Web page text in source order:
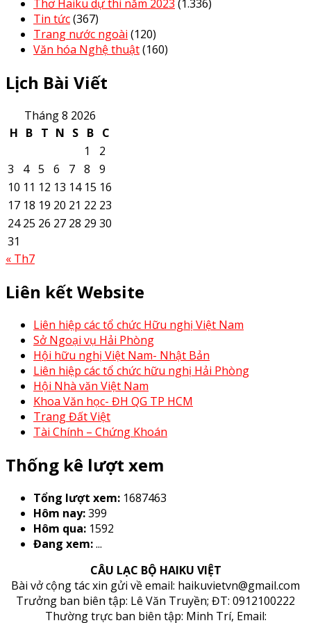
Thơ Haiku dự thi năm 2023 (1.336)
Tin tức(367)
Trang nước ngoài (120)
Văn hóa Nghệ thuật(160)
Lịch Bài Viết
Tháng 8 2026
H B T N S B C
1
2
3
4 5 6 7 8
9
10 11 12 13 14 15 16
17 18 19 20 21 22 23
24 25 26 27 28 29 30
31
« Th7
Liên kết Website
Liên hiệp các tổ chức Hữu nghị Việt Nam
Sở Ngoại vụ Hải Phòng
Hội hữu nghị Việt Nam- Nhật Bản
Liên hiệp các tổ chức hữu nghị Hải Phòng
Hội Nhà văn Việt Nam
Khoa Văn học- ĐH QG TP HCM
Trang Đất Việt
Tài Chính – Chứng Khoán
Thống kê lượt xem
Tổng lượt xem: 1687463
Hôm nay:399
Hôm qua: 1592
Đang xem:...
CÂU LẠC BỘ HAIKU VIỆT
Bài vở cộng tác xin gửi về email: haikuvietvn@gmail.com
Trưởng ban biên tập: Lê Văn Truyền; ĐT: 0912100222
Thường trực ban biên tập: Minh Trí, Email: